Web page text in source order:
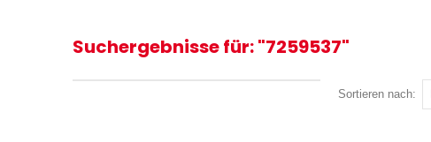
Suchergebnisse für: "7259537"
Sortieren nach